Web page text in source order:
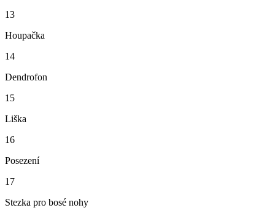
13
Houpačka
14
Dendrofon
15
Liška
16
Posezení
17
Stezka pro bosé nohy